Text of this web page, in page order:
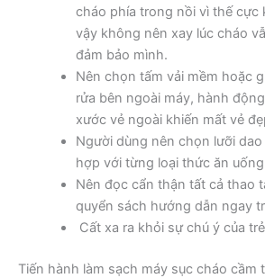
cháo phía trong nồi vì thế cực
vậy không nên xay lúc cháo
đảm bảo mình.
Nên chọn tấm vải mềm hoặc
rửa bên ngoài máy, hành
xước vẻ ngoài khiến mất vẻ
Người dùng nên chọn lưỡi
hợp với từng loại thức ăn
Nên đọc cẩn thận tất cả thao
quyển sách hướng dẫn ngay
Cất xa ra khỏi sự chú ý của
Tiến hành làm sạch máy sục cháo cầm